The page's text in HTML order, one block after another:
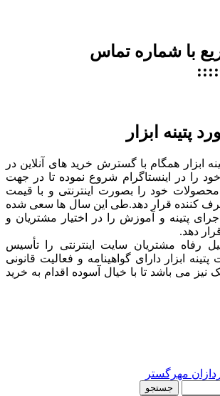
با شماره تماس
پتینه ابزار
ابزار همگام با گسترش خرید های آنلاین در
خود را در اینستاگرام شروع نموده تا در جهت
خود را بصورت اینترنتی و با قیمت
کننده قرار دهد.طی این سال ها سعی شده
۱۵سال اجرای پتینه و آموزش را در اختیار مشتریان و
دهد.
۱۴۰۲به دلیل رفاه مشتریان سایت اینترنتی را تأسیس
ابزار دارای گواهینامه و فعالیت قانونی
نیز می باشد تا با خیال آسوده اقدام به خرید
مهرگستر
جستجو